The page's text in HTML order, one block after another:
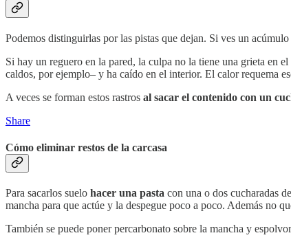
Podemos distinguirlas por las pistas que dejan. Si ves un
Si hay un reguero en la pared, la culpa no la tiene una grieta en el
caldos, por ejemplo– y ha caído en el interior. El calor requema
A veces se forman estos rastros al sacar el contenido con un
Share
Cómo eliminar restos de la carcasa
Para sacarlos suelo hacer una pasta con una o dos cucharadas
mancha para que actúe y la despegue poco a poco. Además no
También se puede poner percarbonato sobre la mancha y